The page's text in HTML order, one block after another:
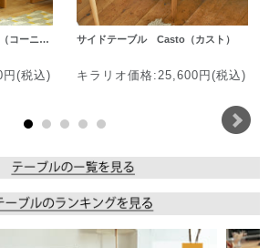
コーニ…
(税込)
サイドテーブル Casto（カスト）
キラリオ価格:25,600円(税込)